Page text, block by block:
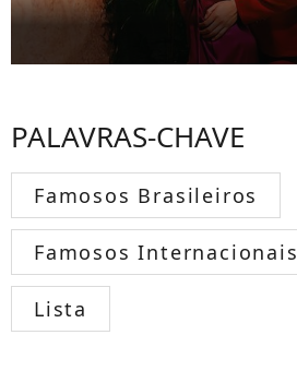
PALAVRAS-CHAVE
Famosos Brasileiros
Famosos Internacionais
Lista